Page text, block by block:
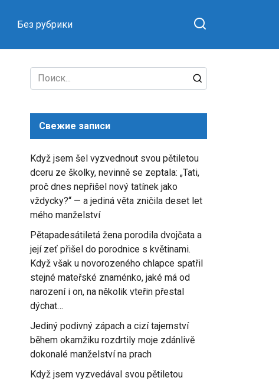
Без рубрики
Search
for:
Свежие записи
Když jsem šel vyzvednout svou pětiletou
dceru ze školky, nevinně se zeptala: „Tati,
proč dnes nepřišel nový tatínek jako
vždycky?“ — a jediná věta zničila deset let
mého manželství
Pětapadesátiletá žena porodila dvojčata a
její zeť přišel do porodnice s květinami.
Když však u novorozeného chlapce spatřil
stejné mateřské znaménko, jaké má od
narození i on, na několik vteřin přestal
dýchat…
Jediný podivný zápach a cizí tajemství
během okamžiku rozdrtily moje zdánlivě
dokonalé manželství na prach
Když jsem vyzvedával svou pětiletou